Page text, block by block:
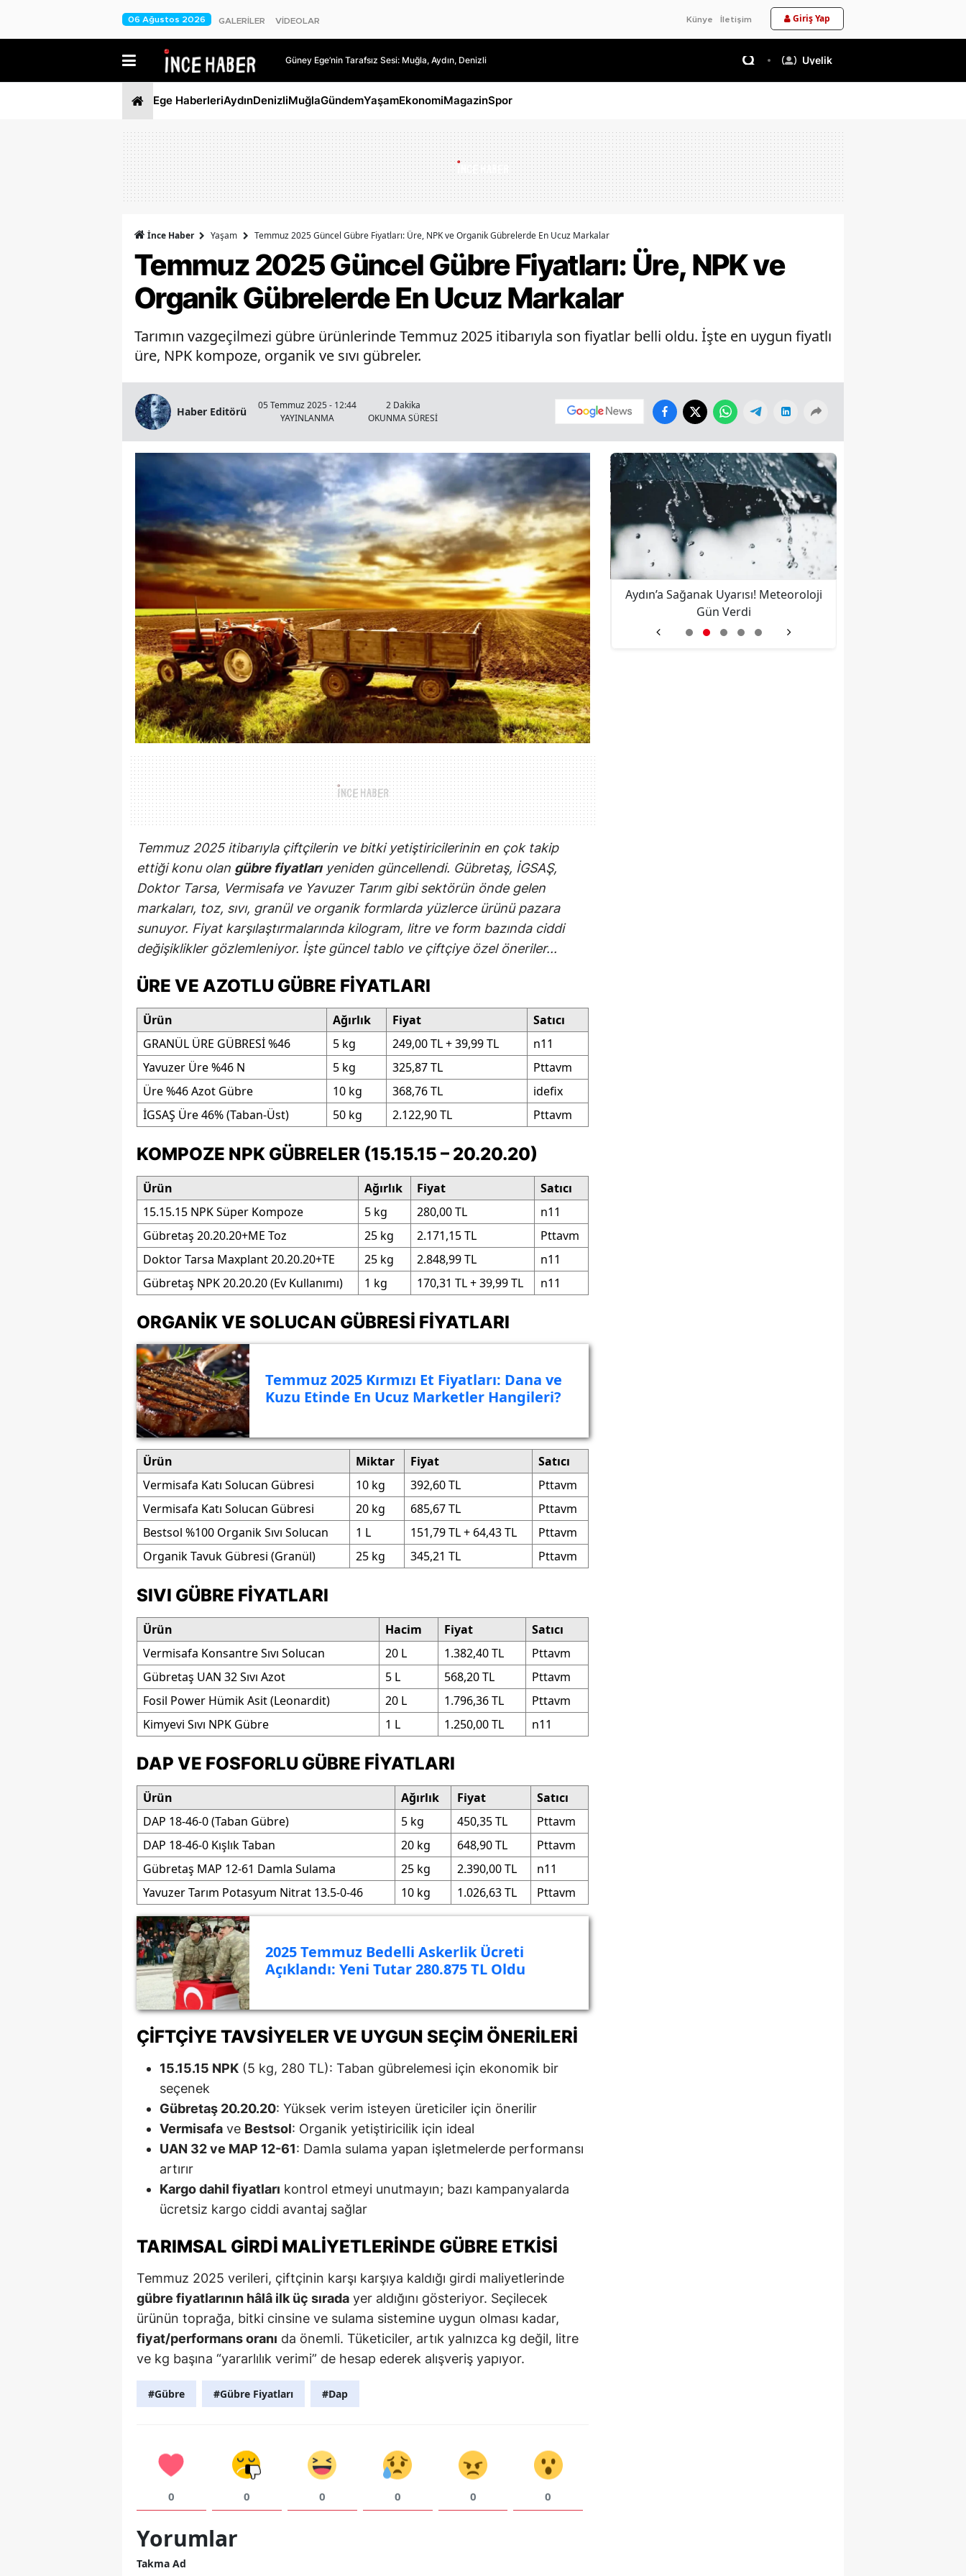
06 Ağustos 2026 GALERİLER VİDEOLAR Künye İletişim Giriş Yap
Güney Ege’nin Tarafsız Sesi: Muğla, Aydın, Denizli Üyelik
Ege HaberleriAydınDenizliMuğlaGündemYaşamEkonomiMagazinSpor
İnce Haber Yaşam Temmuz 2025 Güncel Gübre Fiyatları: Üre, NPK ve Organik Gübrelerde En Ucuz Markalar
Temmuz 2025 Güncel Gübre Fiyatları: Üre, NPK ve
Organik Gübrelerde En Ucuz Markalar
Tarımın vazgeçilmezi gübre ürünlerinde Temmuz 2025 itibarıyla son fiyatlar belli oldu. İşte en uygun fiyatlı
üre, NPK kompoze, organik ve sıvı gübreler.
Haber Editörü
05 Temmuz 2025 - 12:44
YAYINLANMA
2 Dakika
OKUNMA SÜRESİ
Temmuz 2025 itibarıyla çiftçilerin ve bitki yetiştiricilerinin en çok takip
ettiği konu olan gübre fiyatlarıyeniden güncellendi. Gübretaş, İGSAŞ,
Doktor Tarsa, Vermisafa ve Yavuzer Tarım gibi sektörün önde gelen
markaları, toz, sıvı, granül ve organik formlarda yüzlerce ürünü pazara
sunuyor. Fiyat karşılaştırmalarında kilogram, litre ve form bazında ciddi
değişiklikler gözlemleniyor. İşte güncel tablo ve çiftçiye özel öneriler...
ÜRE VE AZOTLU GÜBRE FIYATLARI
Ürün Ağırlık Fiyat
Satıcı
GRANÜL ÜRE GÜBRESİ %46
5 kg 249,00 TL + 39,99 TL
n11
Yavuzer Üre %46 N
5 kg 325,87 TL
Pttavm
Üre %46 Azot Gübre
10 kg 368,76 TL
idefix
İGSAŞ Üre 46% (Taban-Üst)
50 kg 2.122,90 TL Pttavm
KOMPOZE NPK GÜBRELER (15.15.15 – 20.20.20)
Ürün Ağırlık Fiyat
Satıcı
15.15.15 NPK Süper Kompoze
5 kg 280,00 TL
n11
Gübretaş 20.20.20+ME Toz
25 kg 2.171,15 TL
Pttavm
Doktor Tarsa Maxplant 20.20.20+TE
25 kg 2.848,99 TL
n11
Gübretaş NPK 20.20.20 (Ev Kullanımı)
1 kg 170,31 TL + 39,99 TL n11
ORGANIK VE SOLUCAN GÜBRESI FIYATLARI
Temmuz 2025 Kırmızı Et Fiyatları: Dana ve
Kuzu Etinde En Ucuz Marketler Hangileri?
Ürün Miktar Fiyat
Satıcı
Vermisafa Katı Solucan Gübresi
10 kg 392,60 TL
Pttavm
Vermisafa Katı Solucan Gübresi
20 kg 685,67 TL
Pttavm
Bestsol %100 Organik Sıvı Solucan
1 L 151,79 TL + 64,43 TL
Pttavm
Organik Tavuk Gübresi (Granül)
25 kg 345,21 TL Pttavm
SIVI GÜBRE FIYATLARI
Ürün Hacim Fiyat
Satıcı
Vermisafa Konsantre Sıvı Solucan
20 L 1.382,40 TL
Pttavm
Gübretaş UAN 32 Sıvı Azot
5 L 568,20 TL
Pttavm
Fosil Power Hümik Asit (Leonardit)
20 L 1.796,36 TL
Pttavm
Kimyevi Sıvı NPK Gübre
1 L 1.250,00 TL n11
DAP VE FOSFORLU GÜBRE FIYATLARI
Ürün Ağırlık Fiyat
Satıcı
DAP 18-46-0 (Taban Gübre)
5 kg 450,35 TL
Pttavm
DAP 18-46-0 Kışlık Taban
20 kg 648,90 TL
Pttavm
Gübretaş MAP 12-61 Damla Sulama
25 kg 2.390,00 TL
n11
Yavuzer Tarım Potasyum Nitrat 13.5-0-46
10 kg 1.026,63 TL Pttavm
2025 Temmuz Bedelli Askerlik Ücreti
Açıklandı: Yeni Tutar 280.875 TL Oldu
ÇIFTÇIYE TAVSIYELER VE UYGUN SEÇIM ÖNERILERI
15.15.15 NPK (5 kg, 280 TL): Taban gübrelemesi için ekonomik bir
seçenek
Gübretaş 20.20.20: Yüksek verim isteyen üreticiler için önerilir
Vermisafa ve Bestsol: Organik yetiştiricilik için ideal
UAN 32 ve MAP 12-61: Damla sulama yapan işletmelerde performansı
artırır
Kargo dahil fiyatları kontrol etmeyi unutmayın; bazı kampanyalarda
ücretsiz kargo ciddi avantaj sağlar
TARIMSAL GIRDI MALIYETLERINDE GÜBRE ETKISI
Temmuz 2025 verileri, çiftçinin karşı karşıya kaldığı girdi maliyetlerinde
gübre fiyatlarının hâlâ ilk üç sırada yer aldığını gösteriyor. Seçilecek
ürünün toprağa, bitki cinsine ve sulama sistemine uygun olması kadar,
fiyat/performans oranı da önemli. Tüketiciler, artık yalnızca kg değil, litre
ve kg başına “yararlılık verimi” de hesap ederek alışveriş yapıyor.
#Gübre #Gübre Fiyatları #Dap
0 0 0 0 0 0
Yorumlar
Takma Ad
Çivril Gümüşsu'da Feci Çarpışma! 4
Yaralı Var
Buldan Karayolunda Korkutan Kaza!
Yağış Yolu Kayganlaştırdı
Aydın’a Sağanak Uyarısı! Meteoroloji
Gün Verdi